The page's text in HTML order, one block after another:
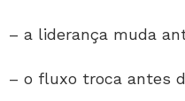
– a liderança muda
– o fluxo troca antes